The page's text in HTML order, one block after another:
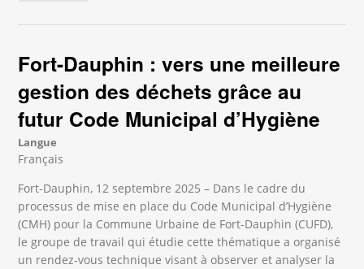
hygiène urbaine durable
Fort-Dauphin : vers une meilleure
gestion des déchets grâce au
futur Code Municipal d’Hygiène
Langue
Français
Fort-Dauphin, 12 septembre 2025 – Dans le cadre du
processus de mise en place du Code Municipal d’Hygiène
(CMH) pour la Commune Urbaine de Fort-Dauphin (CUFD),
le groupe de travail qui étudie cette thématique a organisé
un rendez-vous technique visant à observer et analyser la